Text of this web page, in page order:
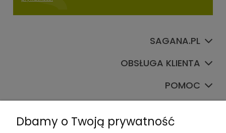
SAGANA.PL
OBSŁUGA KLIENTA
POMOC
Dbamy o Twoją prywatność